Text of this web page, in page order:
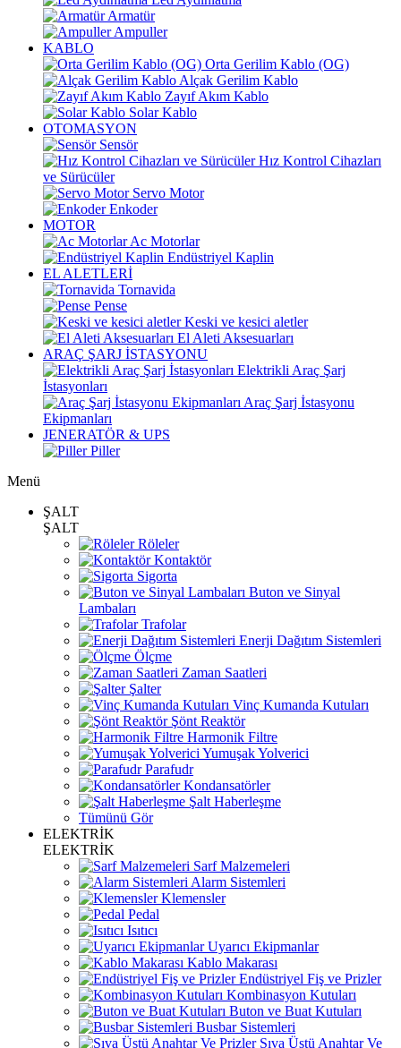
Armatür
Ampuller
KABLO
Orta Gerilim Kablo (OG)
Alçak Gerilim Kablo
Zayıf Akım Kablo
Solar Kablo
OTOMASYON
Sensör
Hız Kontrol Cihazları
ve Sürücüler
Servo Motor
Enkoder
MOTOR
Ac Motorlar
Endüstriyel Kaplin
EL ALETLERİ
Tornavida
Pense
Keski ve kesici aletler
El Aleti Aksesuarları
ARAÇ ŞARJ İSTASYONU
Elektrikli Araç Şarj
İstasyonları
Araç Şarj İstasyonu
Ekipmanları
JENERATÖR & UPS
Piller
Menü
ŞALT
ŞALT
Röleler
Kontaktör
Sigorta
Buton ve Sinyal
Lambaları
Trafolar
Enerji Dağıtım Sistemleri
Ölçme
Zaman Saatleri
Şalter
Vinç Kumanda Kutuları
Şönt Reaktör
Harmonik Filtre
Yumuşak Yolverici
Parafudr
Kondansatörler
Şalt Haberleşme
Tümünü Gör
ELEKTRİK
ELEKTRİK
Sarf Malzemeleri
Alarm Sistemleri
Klemensler
Pedal
Isıtıcı
Uyarıcı Ekipmanlar
Kablo Makarası
Endüstriyel Fiş ve Prizler
Kombinasyon Kutuları
Buton ve Buat Kutuları
Busbar Sistemleri
Sıva Üstü Anahtar Ve